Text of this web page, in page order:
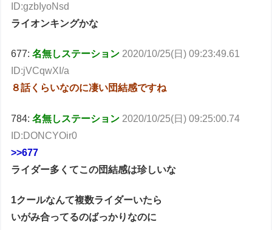
ID:gzbIyoNsd
ライオンキングかな
677:名無しステーション 2020/10/25(日) 09:23:49.61
ID:jVCqwXI/a
８話くらいなのに凄い団結感ですね
784:名無しステーション 2020/10/25(日) 09:25:00.74
ID:DONCYOir0
>>677
ライダー多くてこの団結感は珍しいな
1クールなんて複数ライダーいたら
いがみ合ってるのばっかりなのに